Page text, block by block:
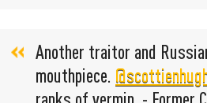
Another traitor and
mouthpiece.